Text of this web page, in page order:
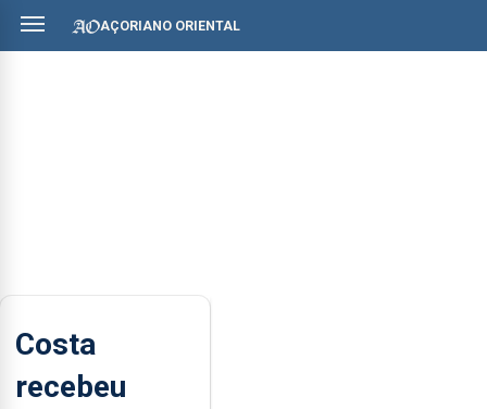
AÇORIANO ORIENTAL
Costa
recebeu